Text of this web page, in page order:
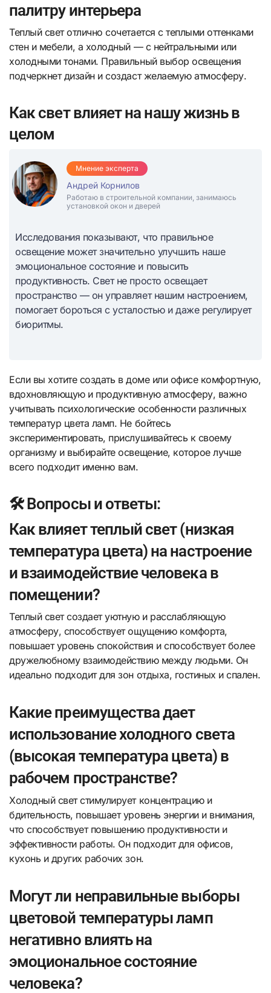
палитру интерьера
Теплый свет отлично сочетается с теплыми оттенками
стен и мебели, а холодный — с нейтральными или
холодными тонами. Правильный выбор освещения
подчеркнет дизайн и создаст желаемую атмосферу.
Как свет влияет на нашу жизнь в
целом
Мнение эксперта
Андрей Корнилов
Работаю в строительной компании, занимаюсь
установкой окон и дверей
Исследования показывают, что правильное
освещение может значительно улучшить наше
эмоциональное состояние и повысить
продуктивность. Свет не просто освещает
пространство — он управляет нашим настроением,
помогает бороться с усталостью и даже регулирует
биоритмы.
Если вы хотите создать в доме или офисе комфортную,
вдохновляющую и продуктивную атмосферу, важно
учитывать психологические особенности различных
температур цвета ламп. Не бойтесь
экспериментировать, прислушивайтесь к своему
организму и выбирайте освещение, которое лучше
всего подходит именно вам.
🛠️ Вопросы и ответы:
Как влияет теплый свет (низкая
температура цвета) на настроение
и взаимодействие человека в
помещении?
Теплый свет создает уютную и расслабляющую
атмосферу, способствует ощущению комфорта,
повышает уровень спокойствия и способствует более
дружелюбному взаимодействию между людьми. Он
идеально подходит для зон отдыха, гостиных и спален.
Какие преимущества дает
использование холодного света
(высокая температура цвета) в
рабочем пространстве?
Холодный свет стимулирует концентрацию и
бдительность, повышает уровень энергии и внимания,
что способствует повышению продуктивности и
эффективности работы. Он подходит для офисов,
кухонь и других рабочих зон.
Могут ли неправильные выборы
цветовой температуры ламп
негативно влиять на
эмоциональное состояние
человека?